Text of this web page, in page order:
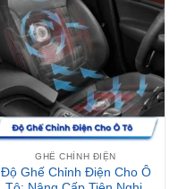
GHẾ CHỈNH ĐIỆN
Độ Ghế Chỉnh Điện Cho Ô